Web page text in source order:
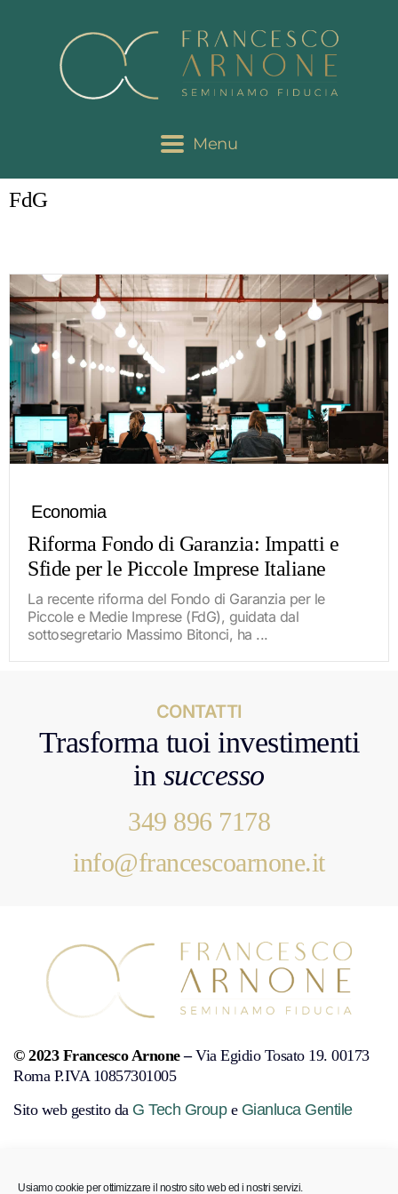
Usiamo cookie per ottimizzare il nostro sito web ed i nostri servizi.
Menu
FdG
Economia
Riforma Fondo di Garanzia: Impatti e
Sfide per le Piccole Imprese Italiane
La recente riforma del Fondo di Garanzia per le
Piccole e Medie Imprese (FdG), guidata dal
sottosegretario Massimo Bitonci, ha ...
CONTATTI
Trasforma tuoi investimenti
in successo
349 896 7178
info@francescoarnone.it
© 2023 Francesco Arnone–Via Egidio Tosato 19. 00173
Roma P.IVA 10857301005
Sito web gestito da G Tech Groupe Gianluca Gentile